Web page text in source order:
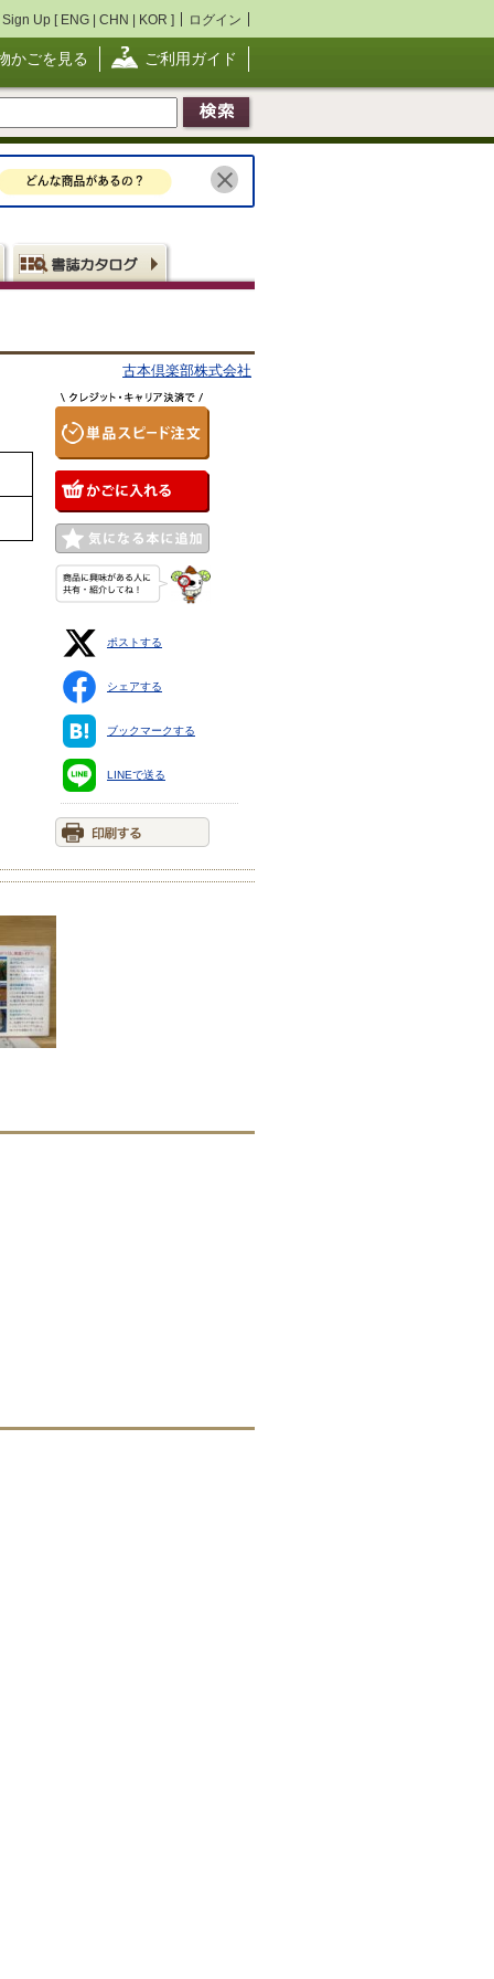
Sign Up [ ENG | CHN | KOR ] ログイン
かごを見る ご利用ガイド
古本倶楽部株式会社
ポストする
シェアする
ブックマークする
LINEで送る